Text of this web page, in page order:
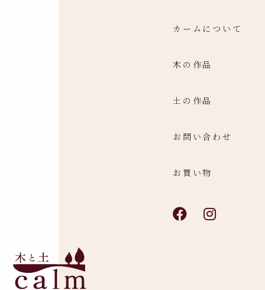
カームについて
木の作品
土の作品
お問い合わせ
お買い物